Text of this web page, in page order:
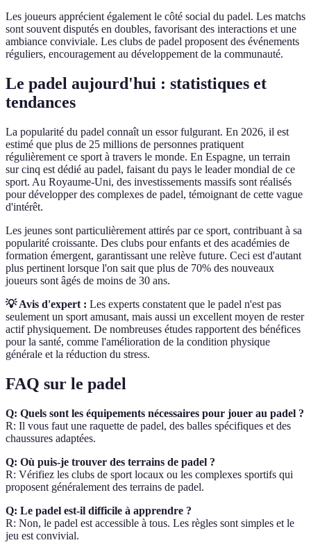
Les joueurs apprécient également le côté social du padel. Les matchs
sont souvent disputés en doubles, favorisant des interactions et une
ambiance conviviale. Les clubs de padel proposent des événements
réguliers, encouragement au développement de la communauté.
Le padel aujourd'hui : statistiques et
tendances
La popularité du padel connaît un essor fulgurant. En 2026, il est
estimé que plus de 25 millions de personnes pratiquent
régulièrement ce sport à travers le monde. En Espagne, un terrain
sur cinq est dédié au padel, faisant du pays le leader mondial de ce
sport. Au Royaume-Uni, des investissements massifs sont réalisés
pour développer des complexes de padel, témoignant de cette vague
d'intérêt.
Les jeunes sont particulièrement attirés par ce sport, contribuant à sa
popularité croissante. Des clubs pour enfants et des académies de
formation émergent, garantissant une relève future. Ceci est d'autant
plus pertinent lorsque l'on sait que plus de 70% des nouveaux
joueurs sont âgés de moins de 30 ans.
💡 Avis d'expert : Les experts constatent que le padel n'est pas
seulement un sport amusant, mais aussi un excellent moyen de rester
actif physiquement. De nombreuses études rapportent des bénéfices
pour la santé, comme l'amélioration de la condition physique
générale et la réduction du stress.
FAQ sur le padel
Q: Quels sont les équipements nécessaires pour jouer au padel ?
R: Il vous faut une raquette de padel, des balles spécifiques et des
chaussures adaptées.
Q: Où puis-je trouver des terrains de padel ?
R: Vérifiez les clubs de sport locaux ou les complexes sportifs qui
proposent généralement des terrains de padel.
Q: Le padel est-il difficile à apprendre ?
R: Non, le padel est accessible à tous. Les règles sont simples et le
jeu est convivial.